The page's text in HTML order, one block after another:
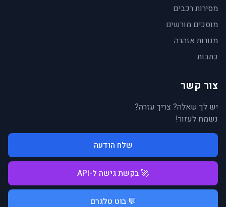
מסירות רכבים
מוסכים מורשים
מנורות אזהרה
כתבות
צור קשר
יש לך שאלה? צריך עזרה?
נשמח לעזור!
שלח הודעה
🚀 בקשת גישה ל-API
💬 בוט טלגרם